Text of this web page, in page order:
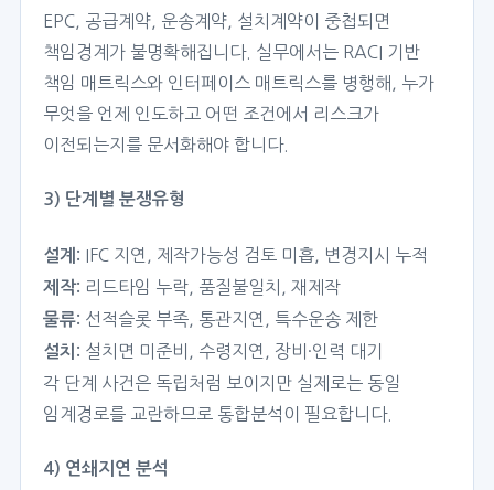
EPC, 공급계약, 운송계약, 설치계약이 중첩되면
책임경계가 불명확해집니다. 실무에서는 RACI 기반
책임 매트릭스와 인터페이스 매트릭스를 병행해, 누가
무엇을 언제 인도하고 어떤 조건에서 리스크가
이전되는지를 문서화해야 합니다.
3) 단계별 분쟁유형
설계: IFC 지연, 제작가능성 검토 미흡, 변경지시 누적
제작: 리드타임 누락, 품질불일치, 재제작
물류: 선적슬롯 부족, 통관지연, 특수운송 제한
설치: 설치면 미준비, 수령지연, 장비·인력 대기
각 단계 사건은 독립처럼 보이지만 실제로는 동일
임계경로를 교란하므로 통합분석이 필요합니다.
4) 연쇄지연 분석